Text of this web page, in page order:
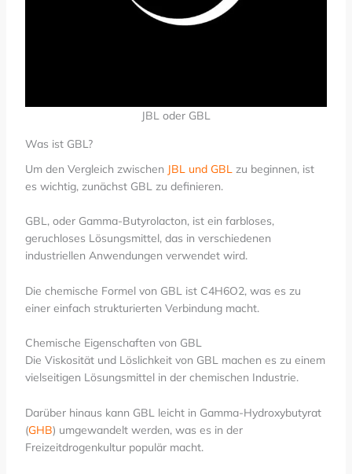
JBL oder GBL
Was ist GBL?
Um den Vergleich zwischen JBL und GBLzu beginnen, ist
es wichtig, zunächst GBL zu definieren.
GBL, oder Gamma-Butyrolacton, ist ein farbloses,
geruchloses Lösungsmittel, das in verschiedenen
industriellen Anwendungen verwendet wird.
Die chemische Formel von GBL ist C4H6O2, was es zu
einer einfach strukturierten Verbindung macht.
Chemische Eigenschaften von GBL
Die Viskosität und Löslichkeit von GBL machen es zu einem
vielseitigen Lösungsmittel in der chemischen Industrie.
Darüber hinaus kann GBL leicht in Gamma-Hydroxybutyrat
(GHB) umgewandelt werden, was es in der
Freizeitdrogenkultur populär macht.